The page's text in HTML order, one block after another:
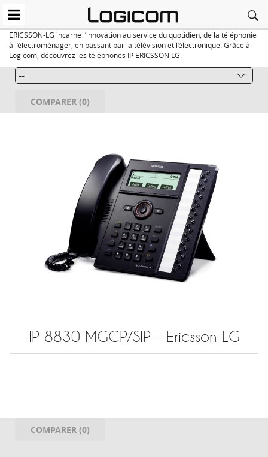
ERICSSON-LG incarne l’innovation au service du quotidien, de la téléphonie
à l’électroménager, en passant par la télévision et l’électronique. Grâce à
Logicom, découvrez les téléphones IP ERICSSON LG.
COMPARER (0)
IP 8830 MGCP/SIP - Ericsson LG
COMPARER (0)